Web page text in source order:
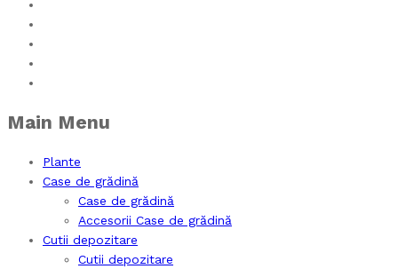
Main Menu
Plante
Case de grădină
Case de grădină
Accesorii Case de grădină
Cutii depozitare
Cutii depozitare